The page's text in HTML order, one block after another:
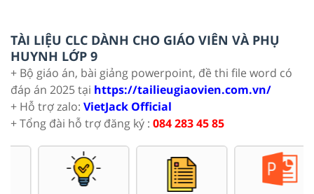
TÀI LIỆU CLC DÀNH CHO GIÁO VIÊN VÀ PHỤ
HUYNH LỚP 9
+ Bộ giáo án, bài giảng powerpoint, đề thi file word có
đáp án 2025 tại https://tailieugiaovien.com.vn/
+ Hỗ trợ zalo: VietJack Official
+ Tổng đài hỗ trợ đăng ký : 084 283 45 85